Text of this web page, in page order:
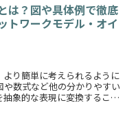
は？図や具体例で徹底
トワークモデル・オイ
り簡単に考えられるように
数式など他の分かりやすい
象的な表現に変換すること